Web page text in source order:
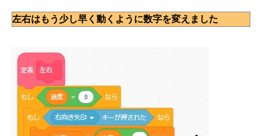
左右はもう少し早く動くように数字を変えました